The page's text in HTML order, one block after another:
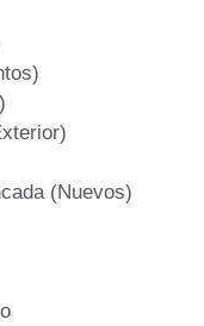
(Nuevos)